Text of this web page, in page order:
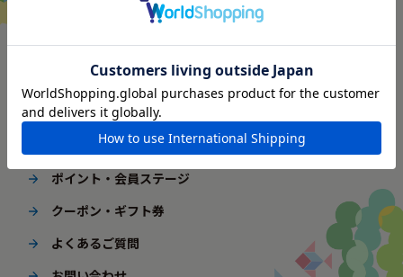
ご利用ガイド
はじめてご利用の方へ
配送・送料
ギフト包装
ポイント・会員ステージ
クーポン・ギフト券
よくあるご質問